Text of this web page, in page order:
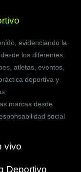
evidenciando la
los diferentes
atletas, eventos,
deportiva y
marcas desde
social
vivo
Deportivo